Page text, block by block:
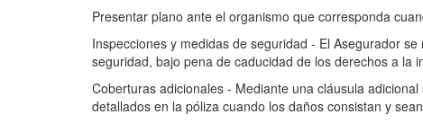
Presentar plano ante el organismo que corresponda
Inspecciones y medidas de seguridad - El Asegurador
seguridad, bajo pena de caducidad de los derechos a la
Coberturas adicionales - Mediante una cláusula
detallados en la póliza cuando los daños consistan y